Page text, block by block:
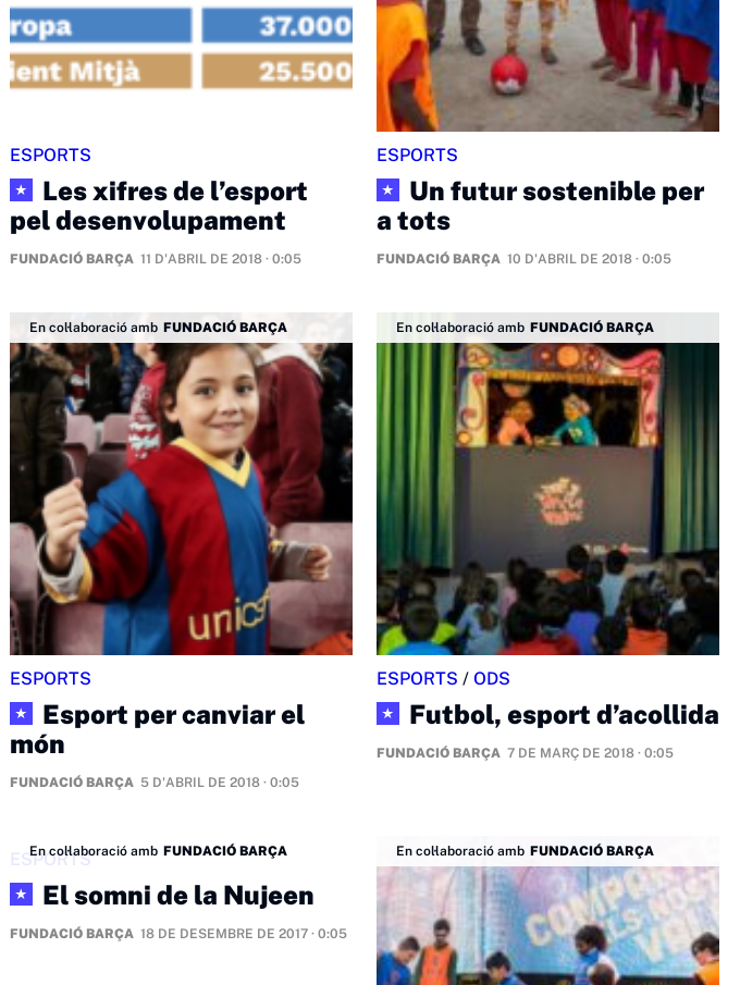
ESPORTS
★
Les xifres de l’esport
pel desenvolupament
FUNDACIÓ BARÇA 11 D'ABRIL DE 2018 · 0:05
ESPORTS
★
Un futur sostenible per
a tots
FUNDACIÓ BARÇA 10 D'ABRIL DE 2018 · 0:05
En col·laboració amb FUNDACIÓ BARÇA
ESPORTS
★
Esport per canviar el
món
FUNDACIÓ BARÇA 5 D'ABRIL DE 2018 · 0:05
En col·laboració amb FUNDACIÓ BARÇA
ESPORTS / ODS
★ Futbol, esport d’acollida
FUNDACIÓ BARÇA 7 DE MARÇ DE 2018 · 0:05
En col·laboració amb FUNDACIÓ BARÇA
ESPORTS
★ El somni de la Nujeen
FUNDACIÓ BARÇA 18 DE DESEMBRE DE 2017 · 0:05
En col·laboració amb FUNDACIÓ BARÇA